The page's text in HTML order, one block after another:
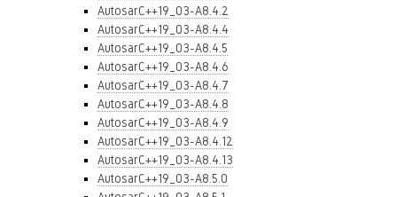
AutosarC++19_03-A8.4.2
AutosarC++19_03-A8.4.4
AutosarC++19_03-A8.4.5
AutosarC++19_03-A8.4.6
AutosarC++19_03-A8.4.7
AutosarC++19_03-A8.4.8
AutosarC++19_03-A8.4.9
AutosarC++19_03-A8.4.12
AutosarC++19_03-A8.4.13
AutosarC++19_03-A8.5.0